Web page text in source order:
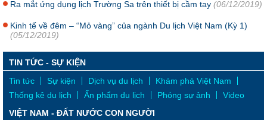
Ra mắt ứng dụng lịch Trường Sa trên thiết bị cầm tay (06/12/2019)
Kinh tế về đêm – “Mỏ vàng” của ngành Du lịch Việt Nam (Kỳ 1)
(05/12/2019)
TIN TỨC - SỰ KIỆN
Tin tức
Sự kiện Dịch vụ du lịch
Khám phá Việt Nam
Thống kê du lịch
Ấn phẩm du lịch Phóng sự ảnh
Video
VIỆT NAM - ĐẤT NƯỚC CON NGƯỜI